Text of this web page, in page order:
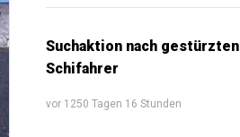
Suchaktion nach gestürzten
Schifahrer
vor 1250 Tagen 16 Stunden